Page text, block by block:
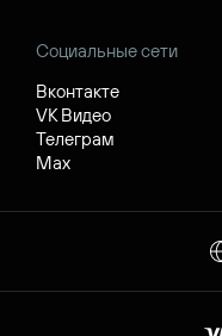
Социальные сети
Вконтакте
VK Видео
Телеграм
Max